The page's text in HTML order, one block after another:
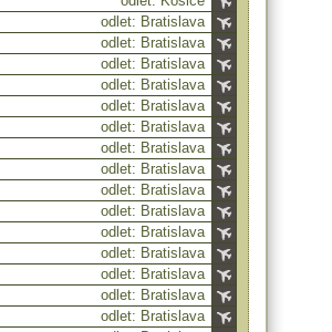
odlet: Bratislava
odlet: Bratislava
odlet: Bratislava
odlet: Bratislava
odlet: Bratislava
odlet: Bratislava
odlet: Bratislava
odlet: Bratislava
odlet: Bratislava
odlet: Bratislava
odlet: Bratislava
odlet: Bratislava
odlet: Bratislava
odlet: Bratislava
odlet: Bratislava